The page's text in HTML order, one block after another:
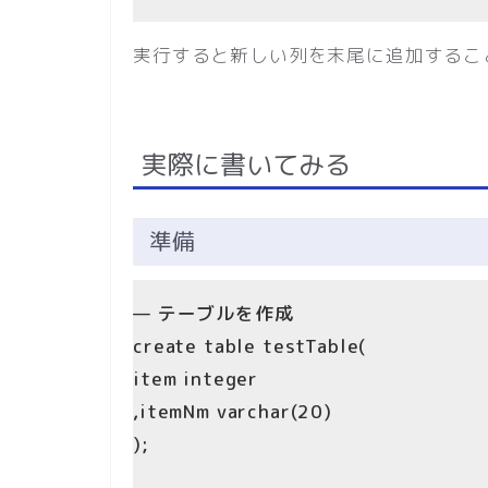
実行すると新しい列を末尾に追加するこ
実際に書いてみる
準備
— テーブルを作成
create table testTable(
item integer
,itemNm varchar(20)
);